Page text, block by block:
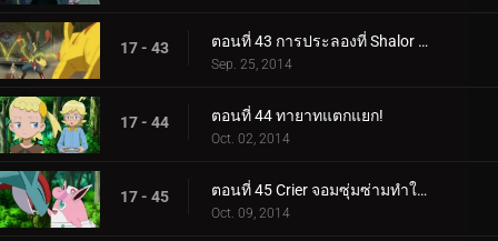
17 - 43 ตอนที่ 43 การประลองที่ Shalor Gym!
Sep. 25, 2014
17 - 44 ตอนที่ 44 ทายาทแตกแยก!
Oct. 02, 2014
17 - 45 ตอนที่ 45 Crier จอมซุ่มซ่ามทำให้ความวุ่นวายสงบลง!
Oct. 09, 2014